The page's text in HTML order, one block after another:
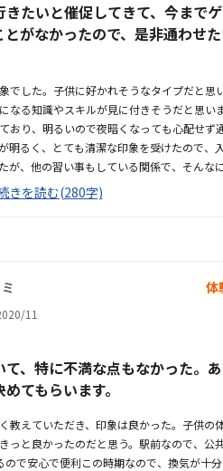
たいと催促してきて、今まで
がなかったので、是非通わせ
でした。子供に好かれそうなタイプだと思
なる知識やスキルが見に付きそうだと思い
おり、明るいので夜暗くなっても心配せず
明るく、とても清潔な印象を受けたので、
が、他の習い事もしている関係で、そんな
が、内容や通う頻度を考慮すると適正価格だ
いうほど楽しかったようで、今までそこまで
きを読む(280字)
体
11
、特に不満な点もなかった。
てもらいます。
教えていただき、印象は良かった。子供の
っと良かったのだと思う。駅前なので、公
で安心で便利この時期なので、換気が十